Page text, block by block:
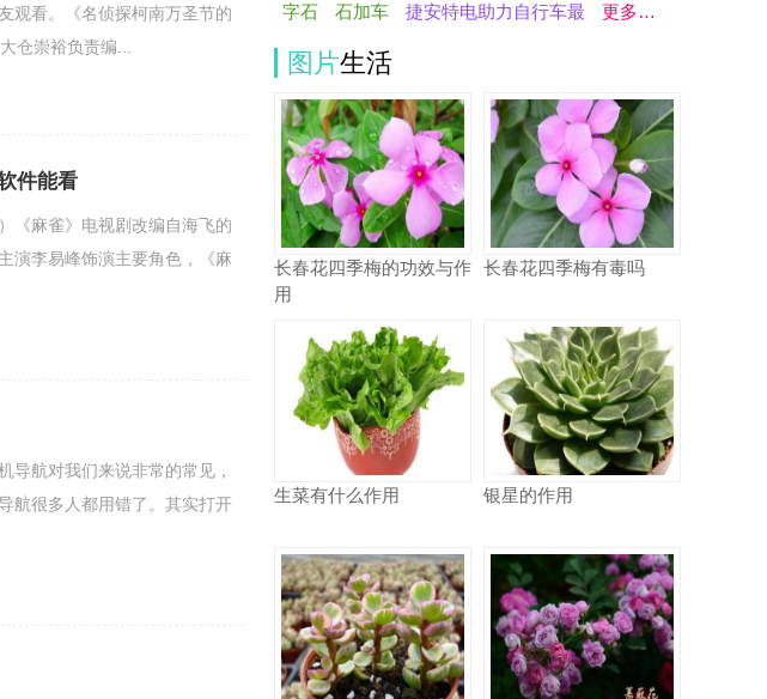
观看。《名侦探柯南万圣节的
仓崇裕负责编...
件能看
《麻雀》电视剧改编自海飞的
演李易峰饰演主要角色，《麻
导航对我们来说非常的常见，
航很多人都用错了。其实打开
字石
石加车 捷安特电助力自行车最 更多…
图片生活
长春花四季梅的功效与作
用
长春花四季梅有毒吗
生菜有什么作用 银星的作用